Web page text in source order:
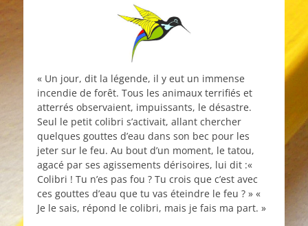
« Un jour, dit la légende, il y eut un immense
incendie de forêt. Tous les animaux terrifiés et
atterrés observaient, impuissants, le désastre.
Seul le petit colibri s’activait, allant chercher
quelques gouttes d’eau dans son bec pour les
jeter sur le feu. Au bout d’un moment, le tatou,
agacé par ses agissements dérisoires, lui dit :«
Colibri ! Tu n’es pas fou ? Tu crois que c’est avec
ces gouttes d’eau que tu vas éteindre le feu ? » «
Je le sais, répond le colibri, mais je fais ma part. »